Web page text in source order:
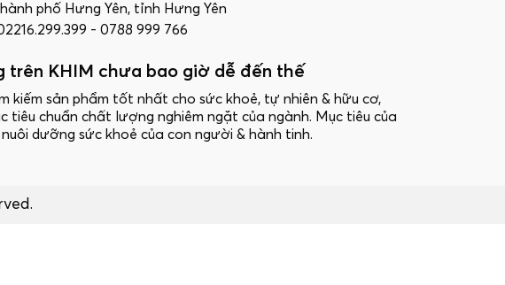
phố Hưng Yên, tỉnh Hưng Yên
- 0788 999 766
trên KHIM chưa bao giờ dễ đến thế
kiếm sản phẩm tốt nhất cho sức khoẻ, tự nhiên & hữu cơ,
tiêu chuẩn chất lượng nghiêm ngặt của ngành. Mục tiêu của
dưỡng sức khoẻ của con người & hành tinh.